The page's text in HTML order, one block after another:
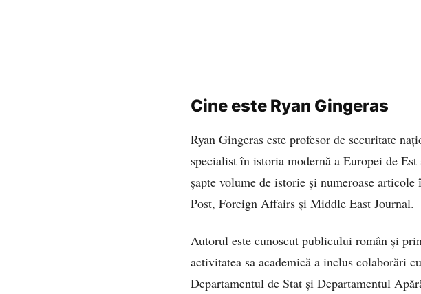
Cine este Ryan Gingeras
Ryan Gingeras este profesor de securitate
specialist în istoria modernă a Europei de
șapte volume de istorie și numeroase
Post, Foreign Affairs și Middle East Journal.
Autorul este cunoscut publicului român și
activitatea sa academică a inclus colaborări
Departamentul de Stat și Departamentul